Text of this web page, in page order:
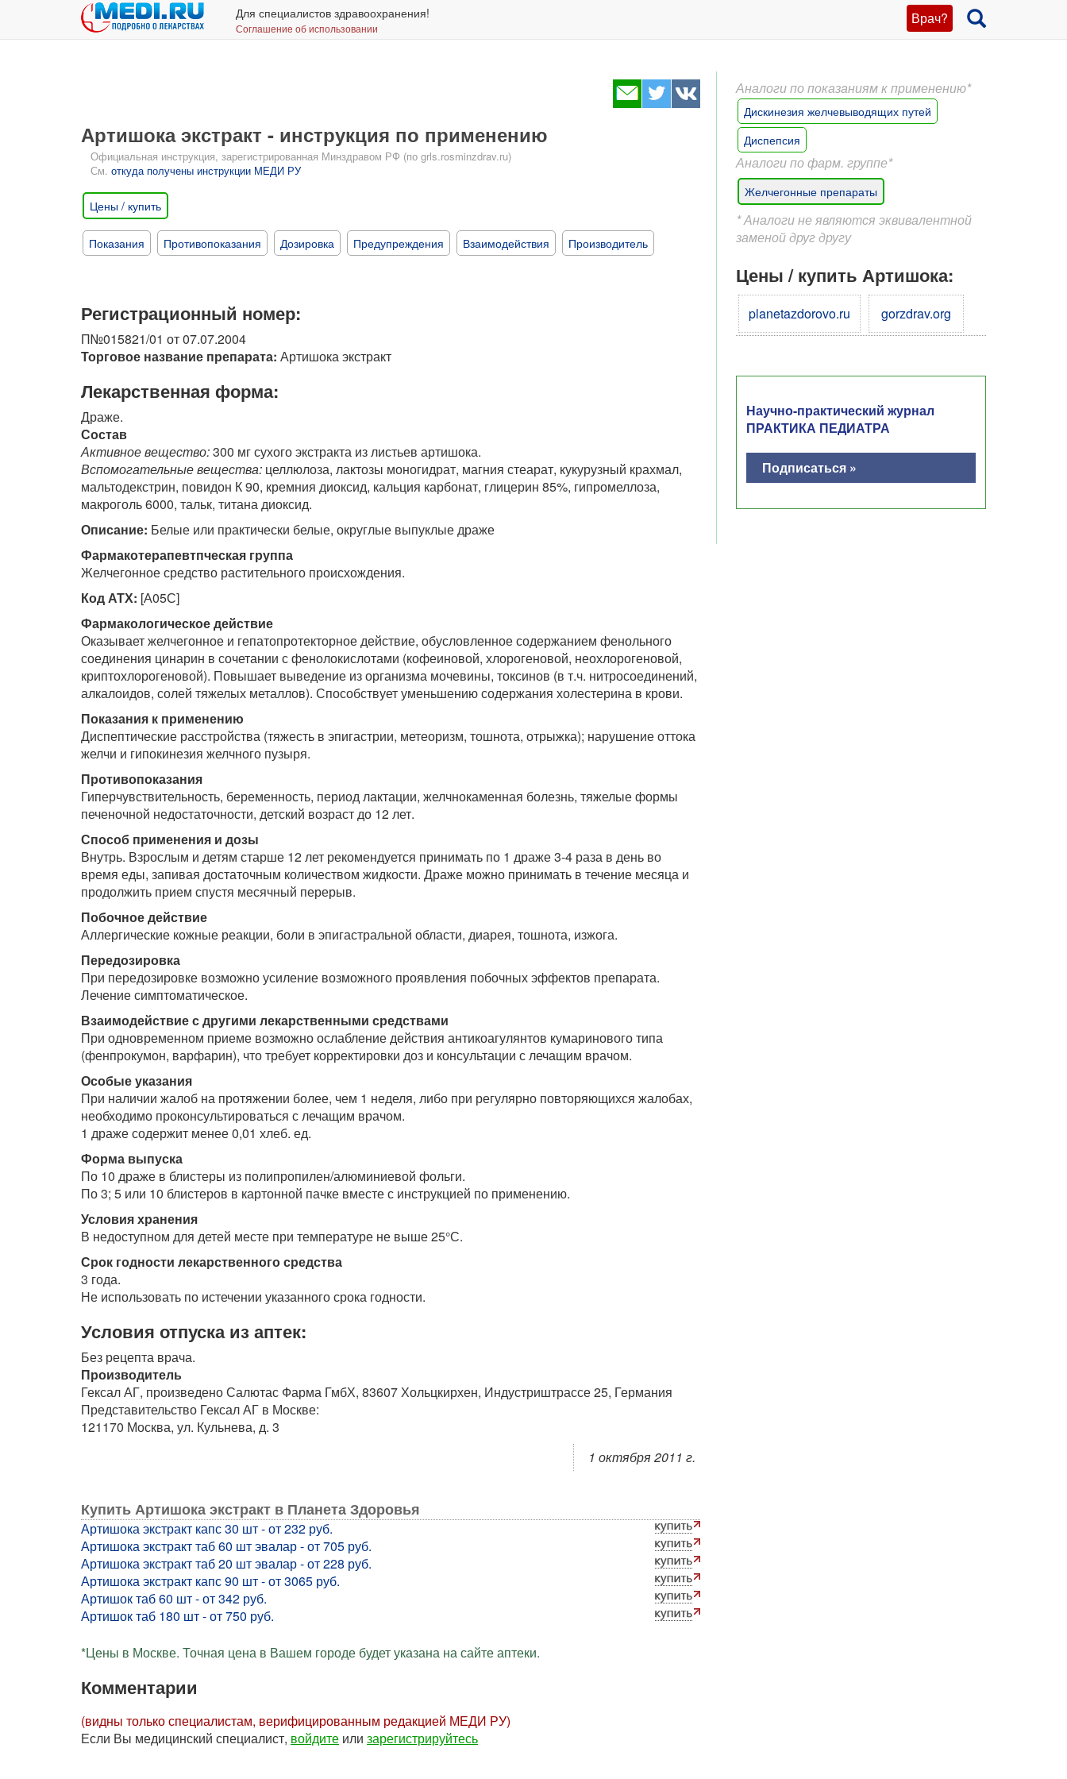
Врач?
Для специалистов здравоохранения!
Соглашение об использовании
Артишока экстракт - инструкция по применению
Официальная инструкция, зарегистрированная Минздравом РФ (по grls.rosminzdrav.ru)
См. откуда получены инструкции МЕДИ РУ
Цены / купить
Показания Противопоказания Дозировка Предупреждения Взаимодействия Производитель
Регистрационный номер:
П№015821/01 от 07.07.2004
Торговое название препарата: Артишока экстракт
Лекарственная форма:
Драже.
Состав
Активное вещество:300 мг сухого экстракта из листьев артишока.
Вспомогательные вещества: целлюлоза, лактозы моногидрат, магния стеарат, кукурузный крахмал,
мальтодекстрин, повидон К 90, кремния диоксид, кальция карбонат, глицерин 85%, гипромеллоза,
макроголь 6000, тальк, титана диоксид.
Описание: Белые или практически белые, округлые выпуклые драже
Фармакотерапевтпческая группа
Желчегонное средство растительного происхождения.
Код АТХ: [А05С]
Фармакологическое действие
Оказывает желчегонное и гепатопротекторное действие, обусловленное содержанием фенольного
соединения цинарин в сочетании с фенолокислотами (кофеиновой, хлорогеновой, неохлорогеновой,
криптохлорогеновой). Повышает выведение из организма мочевины, токсинов (в т.ч. нитросоединений,
алкалоидов, солей тяжелых металлов). Способствует уменьшению содержания холестерина в крови.
Показания к применению
Диспептические расстройства (тяжесть в эпигастрии, метеоризм, тошнота, отрыжка); нарушение оттока
желчи и гипокинезия желчного пузыря.
Противопоказания
Гиперчувствительность, беременность, период лактации, желчнокаменная болезнь, тяжелые формы
печеночной недостаточности, детский возраст до 12 лет.
Способ применения и дозы
Внутрь. Взрослым и детям старше 12 лет рекомендуется принимать по 1 драже 3-4 раза в день во
время еды, запивая достаточным количеством жидкости. Драже можно принимать в течение месяца и
продолжить прием спустя месячный перерыв.
Побочное действие
Аллергические кожные реакции, боли в эпигастральной области, диарея, тошнота, изжога.
Передозировка
При передозировке возможно усиление возможного проявления побочных эффектов препарата.
Лечение симптоматическое.
Взаимодействие с другими лекарственными средствами
При одновременном приеме возможно ослабление действия антикоагулянтов кумаринового типа
(фенпрокумон, варфарин), что требует корректировки доз и консультации с лечащим врачом.
Особые указания
При наличии жалоб на протяжении более, чем 1 неделя, либо при регулярно повторяющихся жалобах,
необходимо проконсультироваться с лечащим врачом.
1 драже содержит менее 0,01 хлеб. ед.
Форма выпуска
По 10 драже в блистеры из полипропилен/алюминиевой фольги.
По 3; 5 или 10 блистеров в картонной пачке вместе с инструкцией по применению.
Условия хранения
В недоступном для детей месте при температуре не выше 25°С.
Срок годности лекарственного средства
3 года.
Не использовать по истечении указанного срока годности.
Условия отпуска из аптек:
Без рецепта врача.
Производитель
Гексал АГ, произведено Салютас Фарма ГмбХ, 83607 Хольцкирхен, Индустриштрассе 25, Германия
Представительство Гексал АГ в Москве:
121170 Москва, ул. Кульнева, д. 3
1 октября 2011 г.
Купить Артишока экстракт в Планета Здоровья
Артишока экстракт капс 30 шт - от 232 руб.
Артишока экстракт таб 60 шт эвалар - от 705 руб.
Артишока экстракт таб 20 шт эвалар - от 228 руб.
Артишока экстракт капс 90 шт - от 3065 руб.
Артишок таб 60 шт - от 342 руб.
Артишок таб 180 шт - от 750 руб.
*Цены в Москве. Точная цена в Вашем городе будет указана на сайте аптеки.
Комментарии
(видны только специалистам, верифицированным редакцией МЕДИ РУ)
Если Вы медицинский специалист, войдите или зарегистрируйтесь
Аналоги по показаниям к применению*
Дискинезия желчевыводящих путей
Диспепсия
Аналоги по фарм. группе*
Желчегонные препараты
* Аналоги не являются эквивалентной
заменой друг другу
Цены / купить Артишока:
planetazdorovo.ru gorzdrav.org
Научно-практический журнал
ПРАКТИКА ПЕДИАТРА
Подписаться »